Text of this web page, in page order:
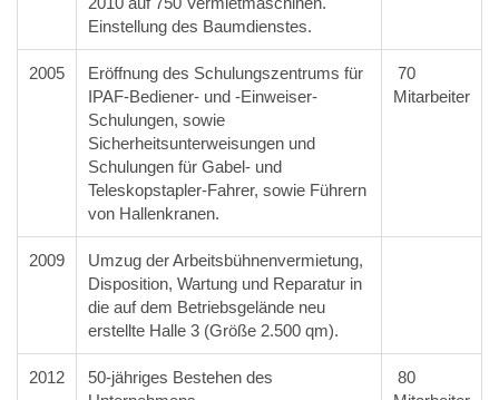
Einstellung des Baumdienstes.
2005
Eröffnung des Schulungszentrums für
IPAF-Bediener- und -Einweiser-
Schulungen, sowie
Sicherheitsunterweisungen und
Schulungen für Gabel- und
Teleskopstapler-Fahrer, sowie Führern
von Hallenkranen.
70
Mitarbeiter
2009
Umzug der Arbeitsbühnenvermietung,
Disposition, Wartung und Reparatur in
die auf dem Betriebsgelände neu
erstellte Halle 3 (Größe 2.500 qm).
2012
50-jähriges Bestehen des
80